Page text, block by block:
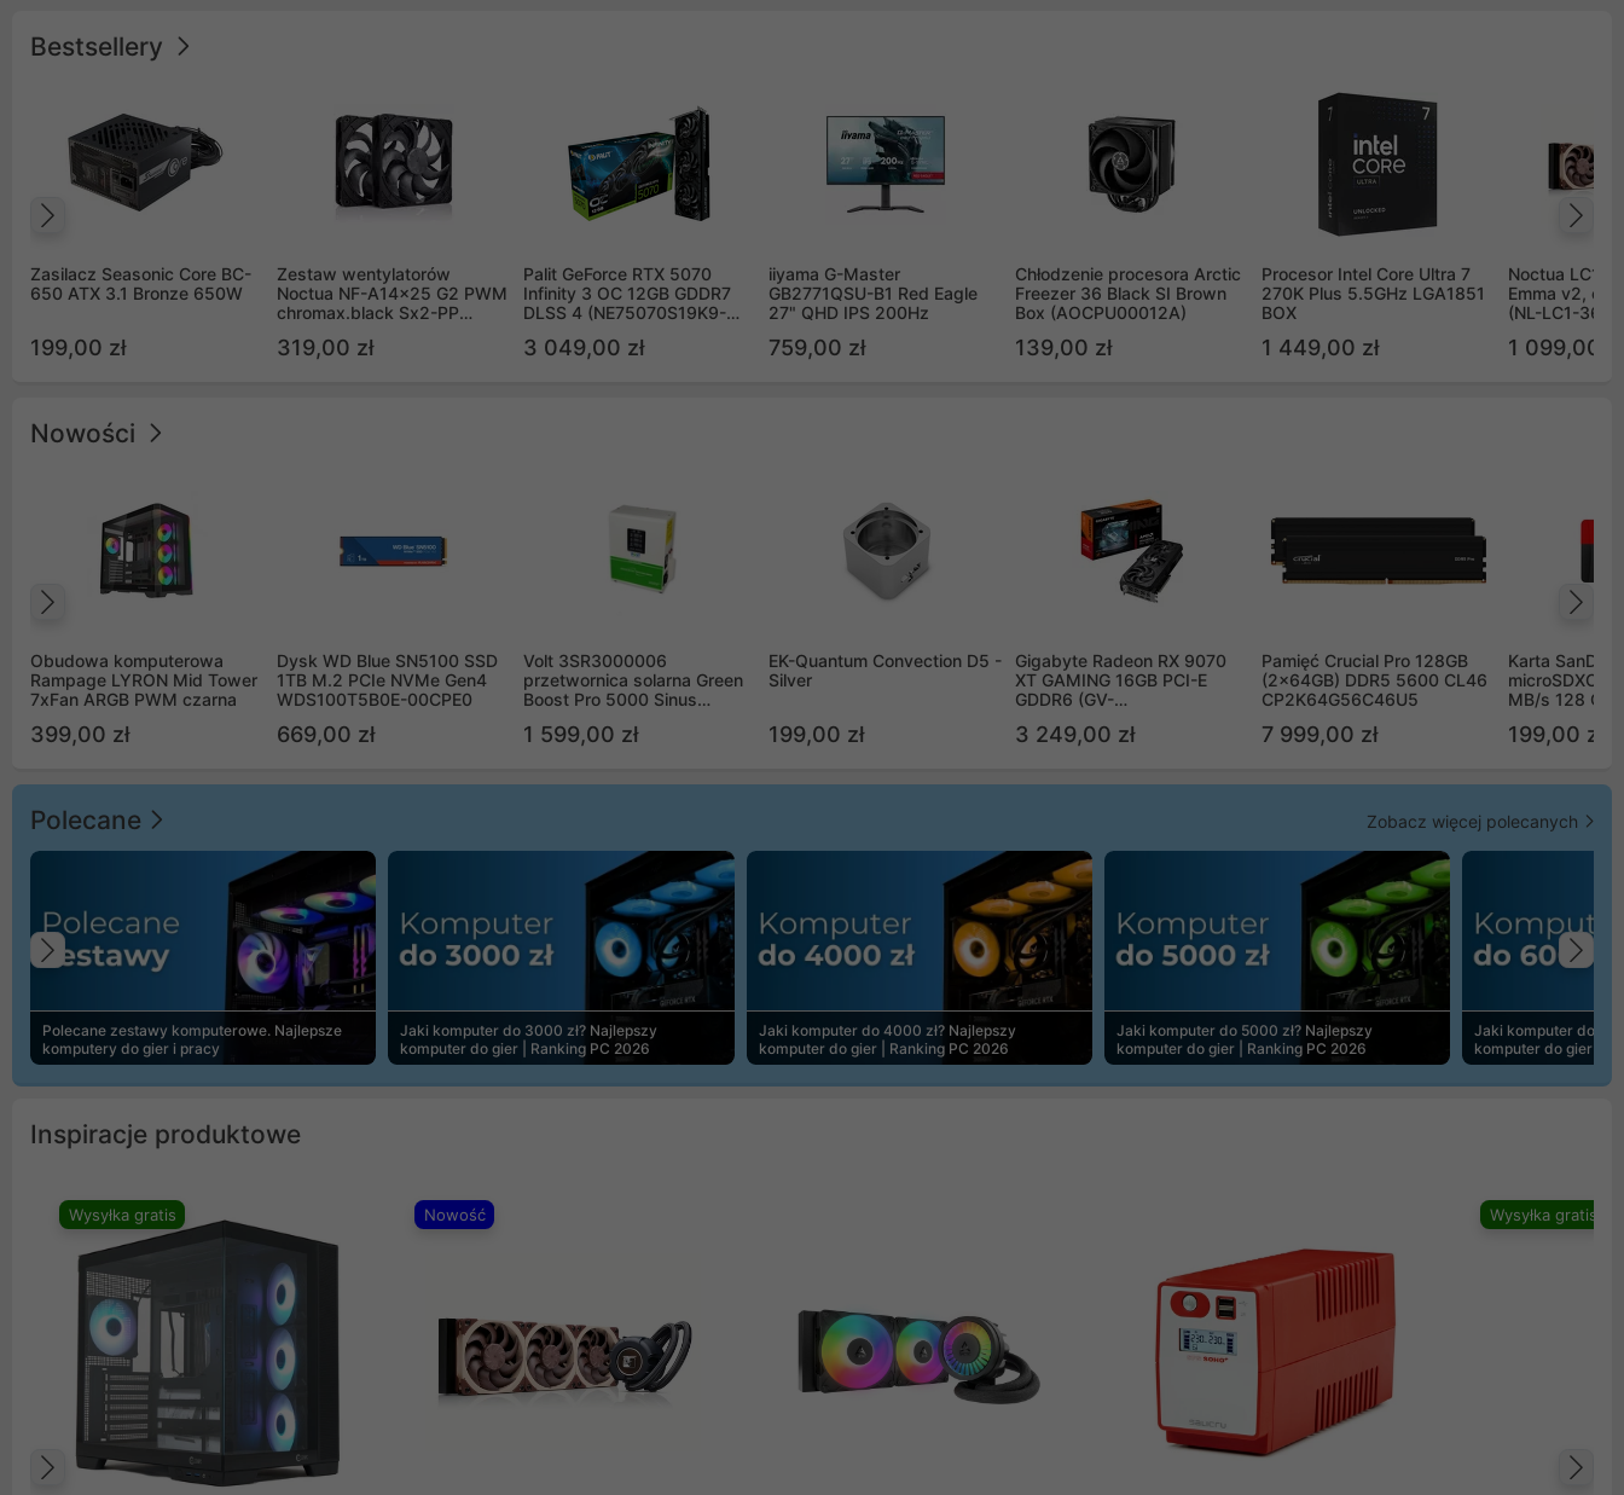
Bestsellery
Zasilacz Seasonic Core BC-
650 ATX 3.1 Bronze 650W
199,00 zł
Zestaw wentylatorów
Noctua NF-A14x25 G2 PWM
chromax.black Sx2-PP
(2szt)
319,00 zł
Palit GeForce RTX 5070
Infinity 3 OC 12GB GDDR7
DLSS 4 (NE75070S19K9-
3 049,00 zł
iiyama G-Master
GB2771QSU-B1 Red Eagle
27" QHD IPS 200Hz
759,00 zł
Chłodzenie procesora Arctic
Freezer 36 Black SI Brown
Box (AOCPU00012A)
139,00 zł
Procesor Intel Core Ultra 7
270K Plus 5.5GHz LGA1851
BOX
1 449,00 zł
Noctua LC1
Emma v2,
(NL-LC1-36)
1 099,00 zł
Nowości
Obudowa komputerowa
Rampage LYRON Mid Tower
7xFan ARGB PWM czarna
399,00 zł
Dysk WD Blue SN5100 SSD
1TB M.2 PCIe NVMe Gen4
WDS100T5B0E-00CPE0
669,00 zł
Volt 3SR3000006
przetwornica solarna Green
Boost Pro 5000 Sinus
1 599,00 zł
EK-Quantum Convection D5 -
Silver
199,00 zł
Gigabyte Radeon RX 9070
XT GAMING 16GB PCI-E
GDDR6 (GV-
3 249,00 zł
Pamięć Crucial Pro 128GB
(2x64GB) DDR5 5600 CL46
CP2K64G56C46U5
7 999,00 zł
Karta
microSDXC
MB/s 128 GB
199,00 zł
Polecane Zobacz więcej polecanych
Polecane zestawy komputerowe. Najlepsze
komputery do gier i pracy
Jaki komputer do 3000 zł? Najlepszy
komputer do gier | Ranking PC 2026
Jaki komputer do 4000 zł? Najlepszy
komputer do gier | Ranking PC 2026
Jaki komputer do 5000 zł? Najlepszy
komputer do gier | Ranking PC 2026
Jaki komputer do
komputer do gier |
Poprzedni
Inspiracje produktowe
Wysyłka gratis Nowość Wysyłka gratis